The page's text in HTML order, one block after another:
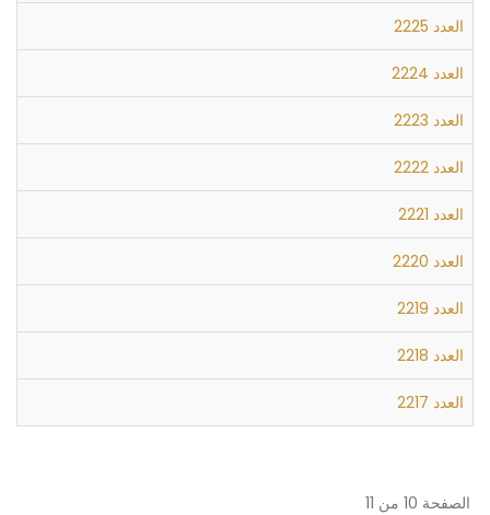
العدد 2225
العدد 2224
العدد 2223
العدد 2222
العدد 2221
العدد 2220
العدد 2219
العدد 2218
العدد 2217
الصفحة 10 من 11